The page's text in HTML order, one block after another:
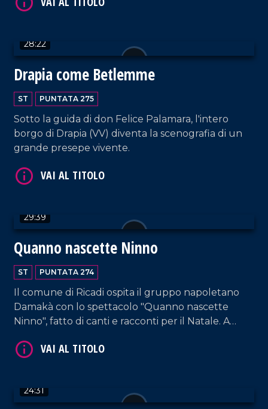
28:22
Drapia come Betlemme
ST PUNTATA 275
Sotto la guida di don Felice Palamara, l'intero
borgo di Drapia (VV) diventa la scenografia di un
grande presepe vivente.
29:39
Quanno nascette Ninno
ST PUNTATA 274
Il comune di Ricadi ospita il gruppo napoletano
Damakà con lo spettacolo "Quanno nascette
Ninno", fatto di canti e racconti per il Natale. A
vivente.
24:31
VAI AL TITOLO